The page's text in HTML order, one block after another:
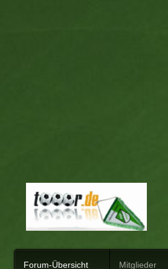
Forum-Übersicht Mitglieder